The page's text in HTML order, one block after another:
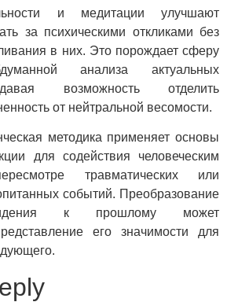
и медитации улучшают
за психическими откликами без
в них. Это порождает сферу
анализа актуальных
возможность отделить
от нейтральной весомости.
методика применяет основы
для содействия человеческим
травматических или
событий. Преобразование
к прошлому может
его значимости для